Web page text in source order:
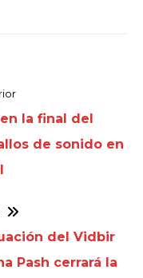
la final del
de sonido en
del Vidbir
Pash cerrará la